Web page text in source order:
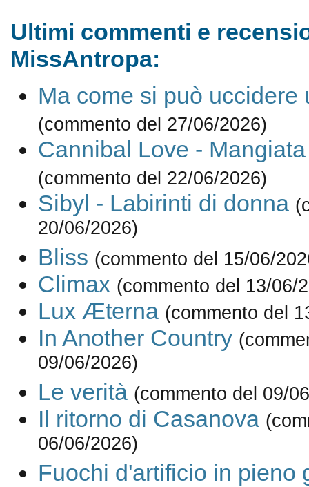
Ultimi commenti e
MissAntropa:
Ma come si può uccidere
(commento del 27/06/2026)
Cannibal Love -
(commento del 22/06/2026)
Sibyl - Labirinti di donna
20/06/2026)
Bliss (commento del 15/06/
Climax (commento del 13/06/
Lux Æterna (commento del
In Another Country
09/06/2026)
Le verità (commento del 09/
Il ritorno di Casanova
06/06/2026)
Fuochi d'artificio in pieno